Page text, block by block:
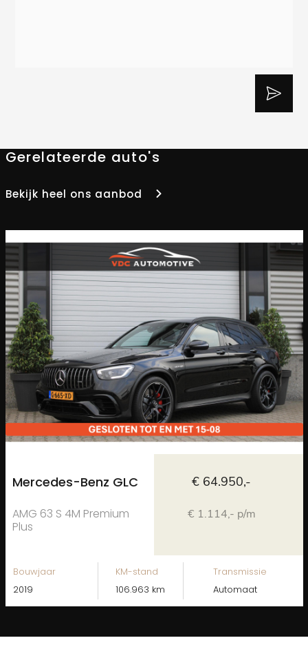
Gerelateerde auto's
Bekijk heel ons aanbod
Mercedes-Benz GLC
AMG 63 S 4M Premium
Plus
€ 64.950,-
€ 1.114,- p/m
Bouwjaar
2019
KM-stand
106.963 km
Transmissie
Automaat